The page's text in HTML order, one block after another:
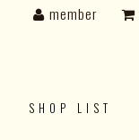
SHOP LIST
member